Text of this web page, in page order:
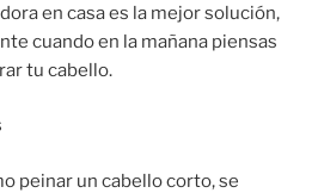
en casa es la mejor solución,
cuando en la mañana piensas
tu cabello.
peinar un cabello corto, se